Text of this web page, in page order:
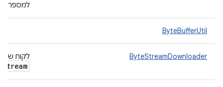
למספר
ByteBufferUtil
ByteStreamDownloader לקוח
Stream